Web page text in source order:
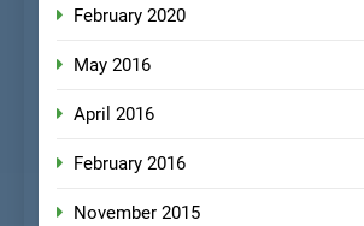
February 2020
May 2016
April 2016
February 2016
November 2015